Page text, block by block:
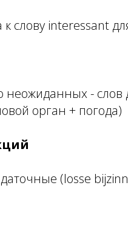
к слову interessant
неожиданных -
орган + погода)
(losse